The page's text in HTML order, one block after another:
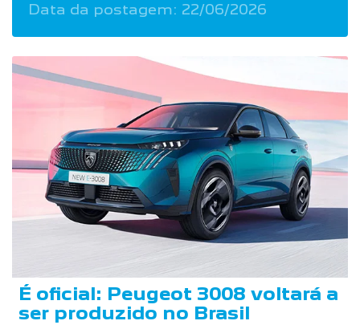
Data da postagem: 22/06/2026
É oficial: Peugeot 3008 voltará a
ser produzido no Brasil